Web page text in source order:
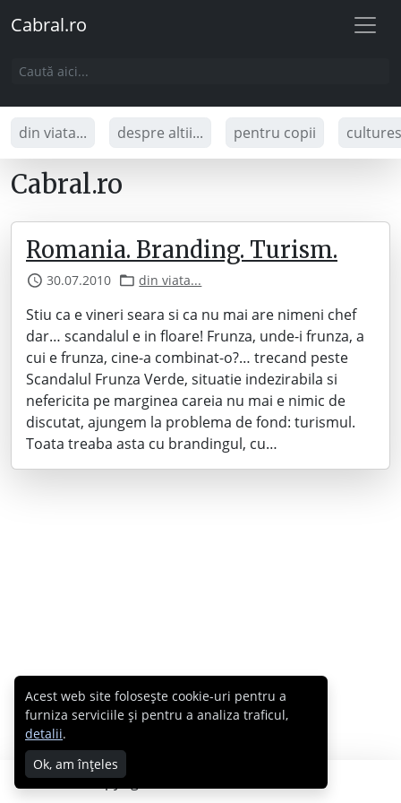
Cabral.ro
din viata... despre altii... pentru copii
Cabral.ro
Romania. Branding. Turism.
30.07.2010 din viata...
Stiu ca e vineri seara si ca nu mai are nimeni chef
dar… scandalul e in floare! Frunza, unde-i frunza, a
cui e frunza, cine-a combinat-o?… trecand peste
Scandalul Frunza Verde, situatie indezirabila si
nefericita pe marginea careia nu mai e nimic de
discutat, ajungem la problema de fond: turismul.
Toata treaba asta cu brandingul, cu…
Copyright © 2007 - 2026 Cabral.ro
Acest web site folosește cookie-uri pentru a
furniza serviciile și pentru a analiza traficul,
detalii.
Ok, am înțeles